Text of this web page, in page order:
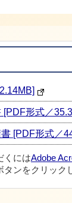
形式／
[PDF形式／
くにはAdobe
タンをクリック